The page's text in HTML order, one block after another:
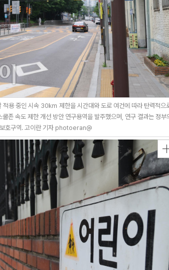
용 중인 시속 30㎞ 제한을 시간대와 도로 여건에 따라 탄력적으
존 속도 제한 개선 방안 연구용역을 발주했으며, 연구 결과는 정부
보호구역. 고이란 기자 photoeran@